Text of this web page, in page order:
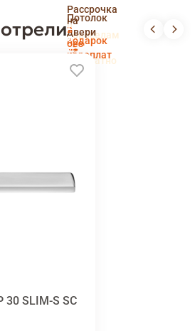
пенсионерам
и
новоселам
Рассрочка
на
двери
без
переплат
Потолок
в
подарок
Доставка
и
установка
беслпатно
30 SLIM-S SC